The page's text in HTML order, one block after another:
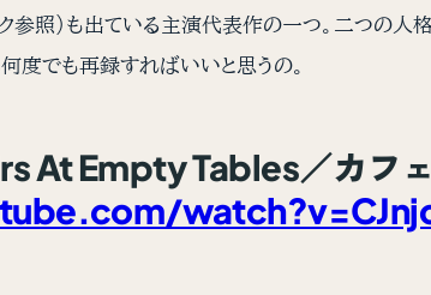
ク参照）も出ている主演代表作の一つ。二つの
度でも再録すればいいと思うの。
At Empty Tables／カフ